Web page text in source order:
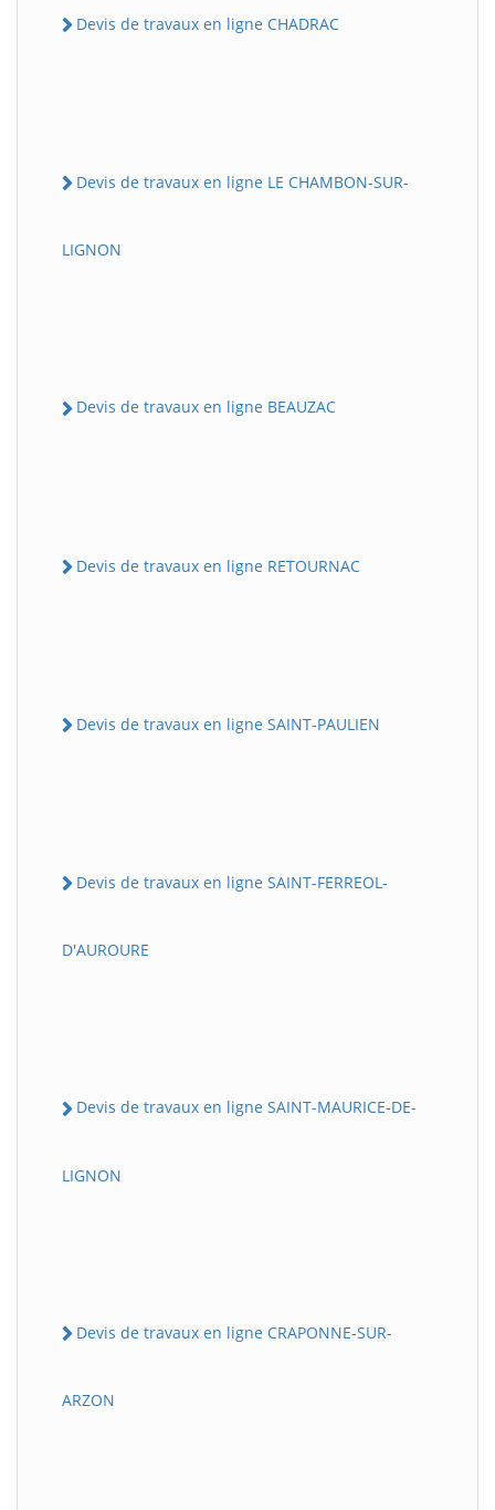
Devis de travaux en ligne CHADRAC
Devis de travaux en ligne LE CHAMBON-SUR-
LIGNON
Devis de travaux en ligne BEAUZAC
Devis de travaux en ligne RETOURNAC
Devis de travaux en ligne SAINT-PAULIEN
Devis de travaux en ligne SAINT-FERREOL-
D'AUROURE
Devis de travaux en ligne SAINT-MAURICE-DE-
LIGNON
Devis de travaux en ligne CRAPONNE-SUR-
ARZON